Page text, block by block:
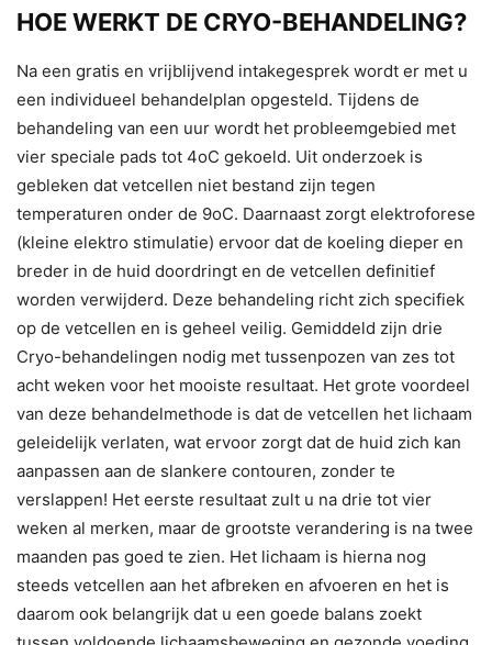
HOE WERKT DE CRYO-BEHANDELING?
Na een gratis en vrijblijvend intakegesprek wordt er met u
een individueel behandelplan opgesteld. Tijdens de
behandeling van een uur wordt het probleemgebied met
vier speciale pads tot 4oC gekoeld. Uit onderzoek is
gebleken dat vetcellen niet bestand zijn tegen
temperaturen onder de 9oC. Daarnaast zorgt elektroforese
(kleine elektro stimulatie) ervoor dat de koeling dieper en
breder in de huid doordringt en de vetcellen definitief
worden verwijderd. Deze behandeling richt zich specifiek
op de vetcellen en is geheel veilig. Gemiddeld zijn drie
Cryo-behandelingen nodig met tussenpozen van zes tot
acht weken voor het mooiste resultaat. Het grote voordeel
van deze behandelmethode is dat de vetcellen het lichaam
geleidelijk verlaten, wat ervoor zorgt dat de huid zich kan
aanpassen aan de slankere contouren, zonder te
verslappen! Het eerste resultaat zult u na drie tot vier
weken al merken, maar de grootste verandering is na twee
maanden pas goed te zien. Het lichaam is hierna nog
steeds vetcellen aan het afbreken en afvoeren en het is
daarom ook belangrijk dat u een goede balans zoekt